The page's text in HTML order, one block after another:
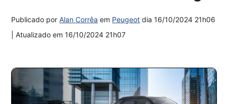
Publicado porAlan Corrêa em Peugeot dia16/10/2024 21h06
| Atualizado em16/10/2024 21h07